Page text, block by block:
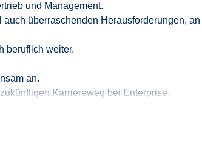
und Management.
überraschenden Herausforderungen, an
beruflich weiter.
an.
Karriereweg bei Enterprise.